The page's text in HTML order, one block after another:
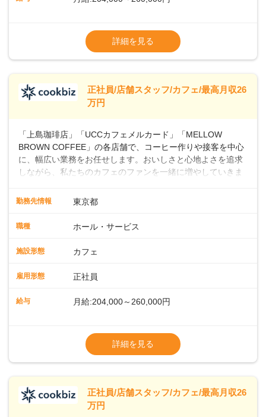
よ♪あなたも、無理なくステップアップできる環境で、少しず
つ成長していきませんか？
ます・東日本エリア：月給21万4000～27万
※経験・スキルを考慮の上、決定します。
※別途、残業代および各種手当あり
※試用期間なし
■店長職： ・西日本／月給26万7500円
万円＋賞与(年3回)・店長職：年収410万円／
詳細を見る
正社員/店舗スタッフ/カフェ/最高月収26
万円
「上島珈琲店」「UCCカフェメルカード」「MELLOW
BROWN COFFEE」の各店舗で、コーヒー作りや接客を中心
に、幅広い業務をお任せします。おいしさと心地よさを追求
しながら、私たちのカフェのファンを一緒に増やしていきま
クの作成お客様のご案内、レジ対応軽食メニューの調理店内
ート体制充実コーヒーの知識から接客マナーまで、先輩スタ
年齢層が活躍しており、チームワークも抜群です。基本マニ
業務に馴染める環境です。「カフェの接客は初めて」という
ッフとして経験を積んだ後、店長を目指してみませんか。売
よ♪あなたも、無理なくステップアップできる環境で、少しず
つ成長していきませんか？
勤務先情報 東京都
職種 ホール・サービス
施設形態 カフェ
雇用形態 正社員
給与 月給:204,000～260,000円
ます・東日本エリア：月給21万4000～27万
※経験・スキルを考慮の上、決定します。
※別途、残業代および各種手当あり
※試用期間なし
■店長職： ・西日本／月給26万7500円
詳細を見る
正社員/店舗スタッフ/カフェ/最高月収26
万円